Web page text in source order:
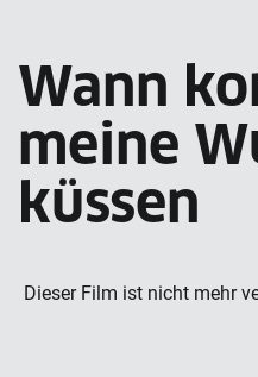
Wann
meine
küssen
Dieser Film ist nicht mehr